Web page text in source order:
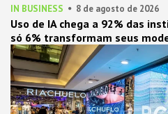
IN BUSINESS 8 de agosto de 2026
Uso de IA chega a 92% das
só 6% transformam seus